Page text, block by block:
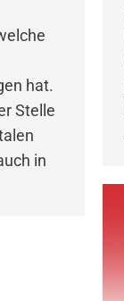
hat.
Stelle
in